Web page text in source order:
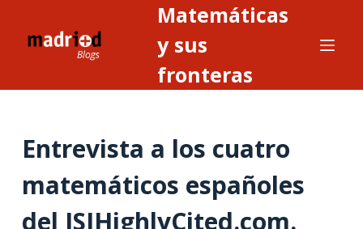
Matemáticas
y sus
fronteras
Entrevista a los cuatro
matemáticos españoles
del ISIHighlyCited.com.